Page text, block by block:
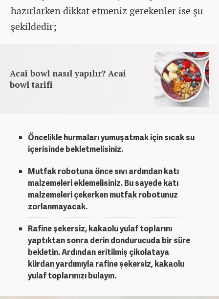
hazırlarken dikkat etmeniz gerekenler ise şu
şekildedir;
Acai bowl nasıl yapılır? Acai
bowl tarifi
Öncelikle hurmaları yumuşatmak için sıcak su
içerisinde bekletmelisiniz.
Mutfak robotuna önce sıvı ardından katı
malzemeleri eklemelisiniz. Bu sayede katı
malzemeleri çekerken mutfak robotunuz
zorlanmayacak.
Rafine şekersiz, kakaolu yulaf toplarını
yaptıktan sonra derin dondurucuda bir süre
bekletin. Ardından eritilmiş çikolataya
kürdan yardımıyla rafine şekersiz, kakaolu
yulaf toplarınızı bulayın.